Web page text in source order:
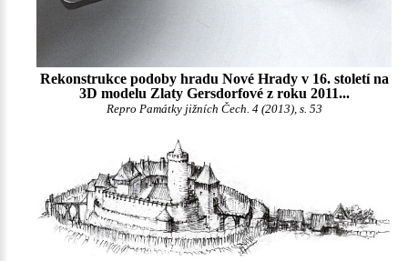
Rekonstrukce podoby hradu Nové Hrady v 16. století na
3D modelu Zlaty Gersdorfové z roku 2011...
Repro Památky jižních Čech. 4 (2013), s. 53